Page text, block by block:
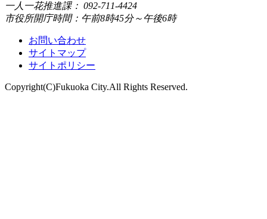
一人一花推進課： 092-711-4424
市役所開庁時間：午前8時45分～午後6時
お問い合わせ
サイトマップ
サイトポリシー
Copyright(C)Fukuoka City.All Rights Reserved.